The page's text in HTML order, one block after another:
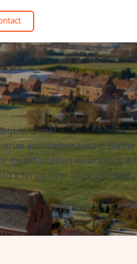
Donk!
activiteiten terug. Blader
de activiteiten waaraan jij wil
terug over onze afdeling.